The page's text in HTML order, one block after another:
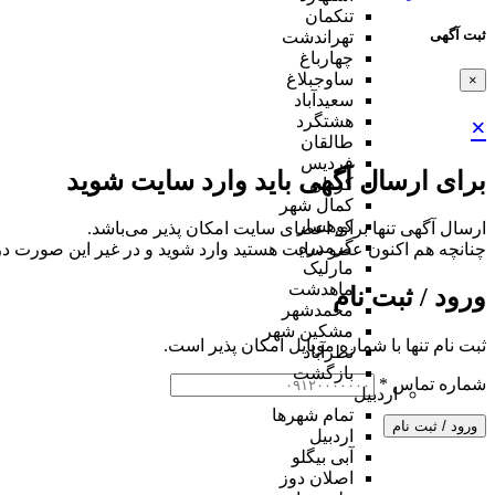
ثبت آگهی
×
×
برای ارسال آگهی باید وارد سایت شوید
ارسال آگهی تنها برای اعضای سایت امکان پذیر می‌باشد.
چنانچه هم‌ اکنون عضو سایت هستید وارد شوید و در غیر این صورت
ورود / ثبت نام
ثبت نام تنها با شماره موبایل امکان پذیر است.
شماره تماس *
ورود / ثبت نام
تنکمان
تهراندشت
چهارباغ
ساوجبلاغ
سعیدآباد
هشتگرد
طالقان
فردیس
کردان
کمال شهر
کوهسار
گرمدره
مارلیک
ماهدشت
محمدشهر
مشکین شهر
نظرآباد
بازگشت
اردبیل
تمام شهر‌ها
اردبیل
آبی بیگلو
اصلان دوز